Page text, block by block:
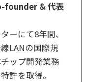
founder & 代表
ーにて8年間、
LANの国際規
ップ開発業務
許を取得。